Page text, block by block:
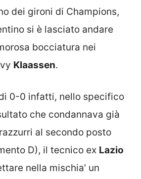
dei gironi di Champions,
si è lasciato andare
bocciatura nei
Klaassen.
0-0 infatti, nello specifico
che condannava già
al secondo posto
D), il tecnico ex Lazio
nella mischia’ un